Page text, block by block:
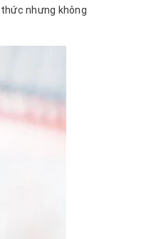
nhưng không